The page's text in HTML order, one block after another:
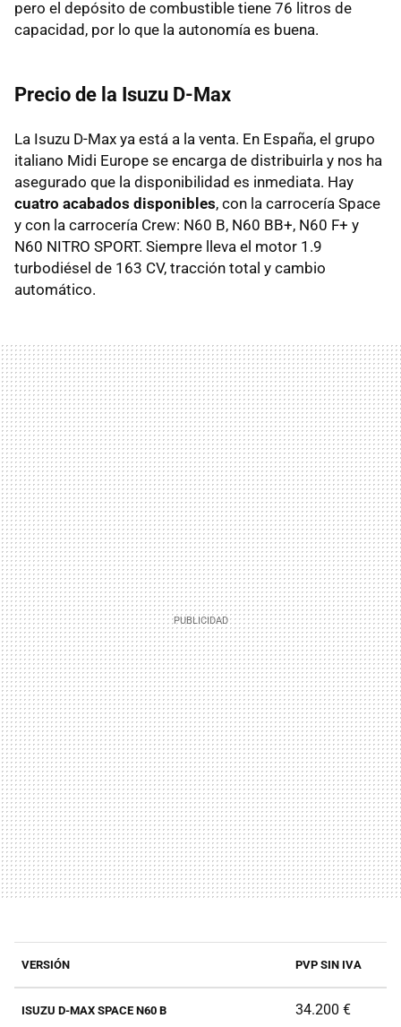
pero el depósito de combustible tiene 76 litros de
capacidad, por lo que la autonomía es buena.
Precio de la Isuzu D-Max
La Isuzu D-Max ya está a la venta. En España, el grupo
italiano Midi Europe se encarga de distribuirla y nos ha
asegurado que la disponibilidad es inmediata. Hay
cuatro acabados disponibles, con la carrocería Space
y con la carrocería Crew: N60 B, N60 BB+, N60 F+ y
N60 NITRO SPORT. Siempre lleva el motor 1.9
turbodiésel de 163 CV, tracción total y cambio
automático.
VERSIÓN PVP SIN IVA
ISUZU D-MAX SPACE N60 B 34.200 €